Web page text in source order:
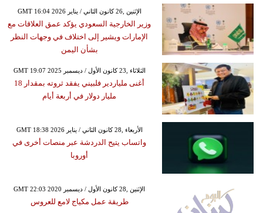
GMT 16:04 2026 الإثنين ,26 كانون الثاني / يناير
وزير الخارجية السعودي يؤكد عمق العلاقات مع
الإمارات ويشير إلى اختلاف في وجهات النظر
بشأن اليمن
GMT 19:07 2025 الثلاثاء ,23 كانون الأول / ديسمبر
أغنى ملياردير فلبيني يفقد ثروته بمقدار 18
مليار دولار في أربعة أيام
GMT 18:38 2026 الأربعاء ,28 كانون الثاني / يناير
واتساب يتيح الدردشة عبر منصات أخرى في
أوروبا
GMT 22:03 2020 الإثنين ,28 كانون الأول / ديسمبر
طريقة عمل مكياج لامع للعروس